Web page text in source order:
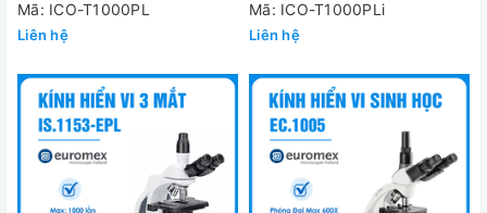
Mã: ICO-T1000PL
Liên hệ
Mã: ICO-T1000PLi
Liên hệ